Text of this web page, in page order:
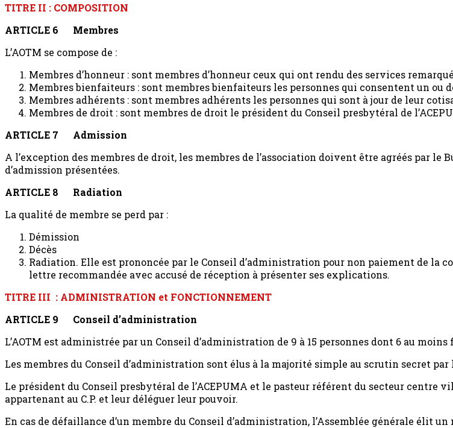
TITRE II : COMPOSITION
ARTICLE 6 Membres
L’AOTM se compose de :
Membres d’honneur : sont membres d’honneur ceux qui ont rendu des services
Membres bienfaiteurs : sont membres bienfaiteurs les personnes qui consentent un ou
Membres adhérents : sont membres adhérents les personnes qui sont à jour de leur
Membres de droit : sont membres de droit le président du Conseil presbytéral de
ARTICLE 7 Admission
A l’exception des membres de droit, les membres de l’association doivent être agréés par le
d’admission présentées.
ARTICLE 8 Radiation
La qualité de membre se perd par :
Démission
Décès
Radiation. Elle est prononcée par le Conseil d’administration pour non paiement de la
lettre recommandée avec accusé de réception à présenter ses explications.
TITRE III : ADMINISTRATION et FONCTIONNEMENT
ARTICLE 9 Conseil d’administration
L’AOTM est administrée par un Conseil d’administration de 9 à 15 personnes dont 6 au
Les membres du Conseil d’administration sont élus à la majorité simple au scrutin secret
Le président du Conseil presbytéral de l’ACEPUMA et le pasteur référent du secteur
appartenant au C.P. et leur déléguer leur pouvoir.
En cas de défaillance d’un membre du Conseil d’administration, l’Assemblée générale élit